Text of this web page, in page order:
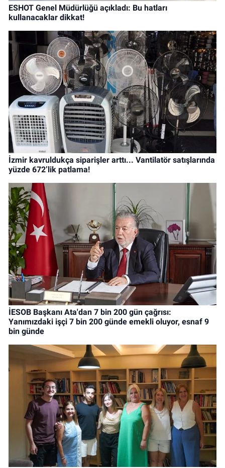
ESHOT Genel Müdürlüğü açıkladı: Bu hatları
kullanacaklar dikkat!
İzmir kavruldukça siparişler arttı... Vantilatör satışlarında
yüzde 672’lik patlama!
İESOB Başkanı Ata'dan 7 bin 200 gün çağrısı:
Yanımızdaki işçi 7 bin 200 günde emekli oluyor, esnaf 9
bin günde